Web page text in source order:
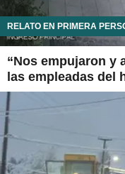
RELATO EN PRIMERA
“Nos empujaron y
las empleadas del